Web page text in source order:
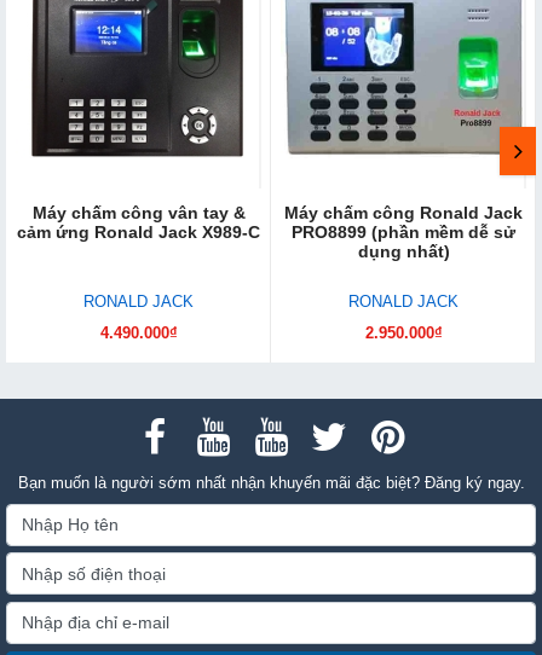
Máy chấm công vân tay &
cảm ứng Ronald Jack X989-C
RONALD JACK
4.490.000₫
Máy chấm công Ronald Jack
PRO8899 (phần mềm dễ sử
dụng nhất)
RONALD JACK
2.950.000₫
Bạn muốn là người sớm nhất nhận khuyến mãi đặc biệt? Đăng ký ngay.